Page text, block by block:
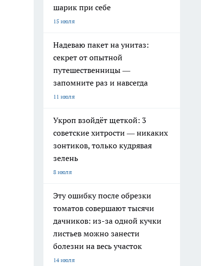
шарик при себе
15 июля
Надеваю пакет на унитаз:
секрет от опытной
путешественницы —
запомните раз и навсегда
11 июля
Укроп взойдёт щеткой: 3
советские хитрости — никаких
зонтиков, только кудрявая
зелень
8 июля
Эту ошибку после обрезки
томатов совершают тысячи
дачников: из-за одной кучки
листьев можно занести
болезни на весь участок
14 июля